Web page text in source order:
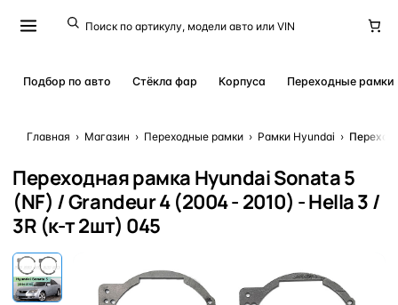
Подбор по авто Стёкла фар Корпуса Переходные рамки
Главная › Магазин › Переходные рамки › Рамки Hyundai ›
Переходная рамка Hyundai Sonata 5
(NF) / Grandeur 4 (2004 - 2010) - Hella 3 /
3R (к-т 2шт) 045